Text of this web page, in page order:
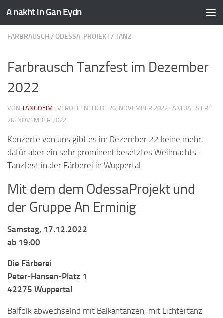
A nakht in Gan Eydn
FARBRAUSCH/ODESSA-PROJEKT/TANZ
Farbrausch Tanzfest im Dezember
2022
VON TANGOYIM · VERÖFFENTLICHT 26. NOVEMBER 2022 · AKTUALISIERT
26. NOVEMBER 2022
Konzerte von uns gibt es im Dezember 22 keine mehr,
dafür aber ein sehr prominent besetztes Weihnachts-
Tanzfest in der Färberei in Wuppertal.
Mit dem dem OdessaProjekt und
der Gruppe An Erminig
Samstag, 17.12.2022
ab 19:00
Die Färberei
Peter-Hansen-Platz 1
42275 Wuppertal
Balfolk abwechselnd mit Balkantänzen, mit Lichtertanz